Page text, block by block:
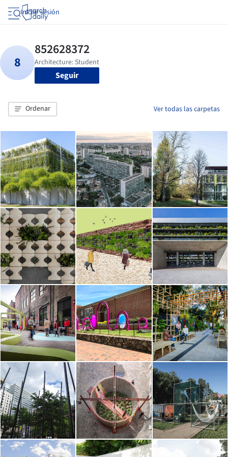
Iniciar sesión
Seguir
Ordenar Ver todas las carpetas